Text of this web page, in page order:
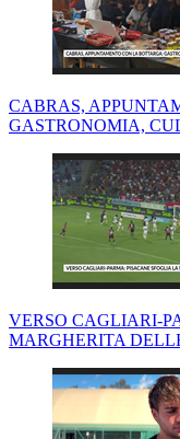
CABRAS,
GASTRONOMIA,
VERSO CAGLIARI-
MARGHERITA